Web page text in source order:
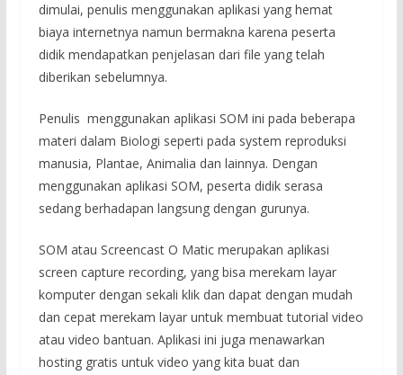
dimulai, penulis menggunakan aplikasi yang hemat
biaya internetnya namun bermakna karena peserta
didik mendapatkan penjelasan dari file yang telah
diberikan sebelumnya.
Penulis menggunakan aplikasi SOM ini pada beberapa
materi dalam Biologi seperti pada system reproduksi
manusia, Plantae, Animalia dan lainnya. Dengan
menggunakan aplikasi SOM, peserta didik serasa
sedang berhadapan langsung dengan gurunya.
SOM atau Screencast O Matic merupakan aplikasi
screen capture recording, yang bisa merekam layar
komputer dengan sekali klik dan dapat dengan mudah
dan cepat merekam layar untuk membuat tutorial video
atau video bantuan. Aplikasi ini juga menawarkan
hosting gratis untuk video yang kita buat dan